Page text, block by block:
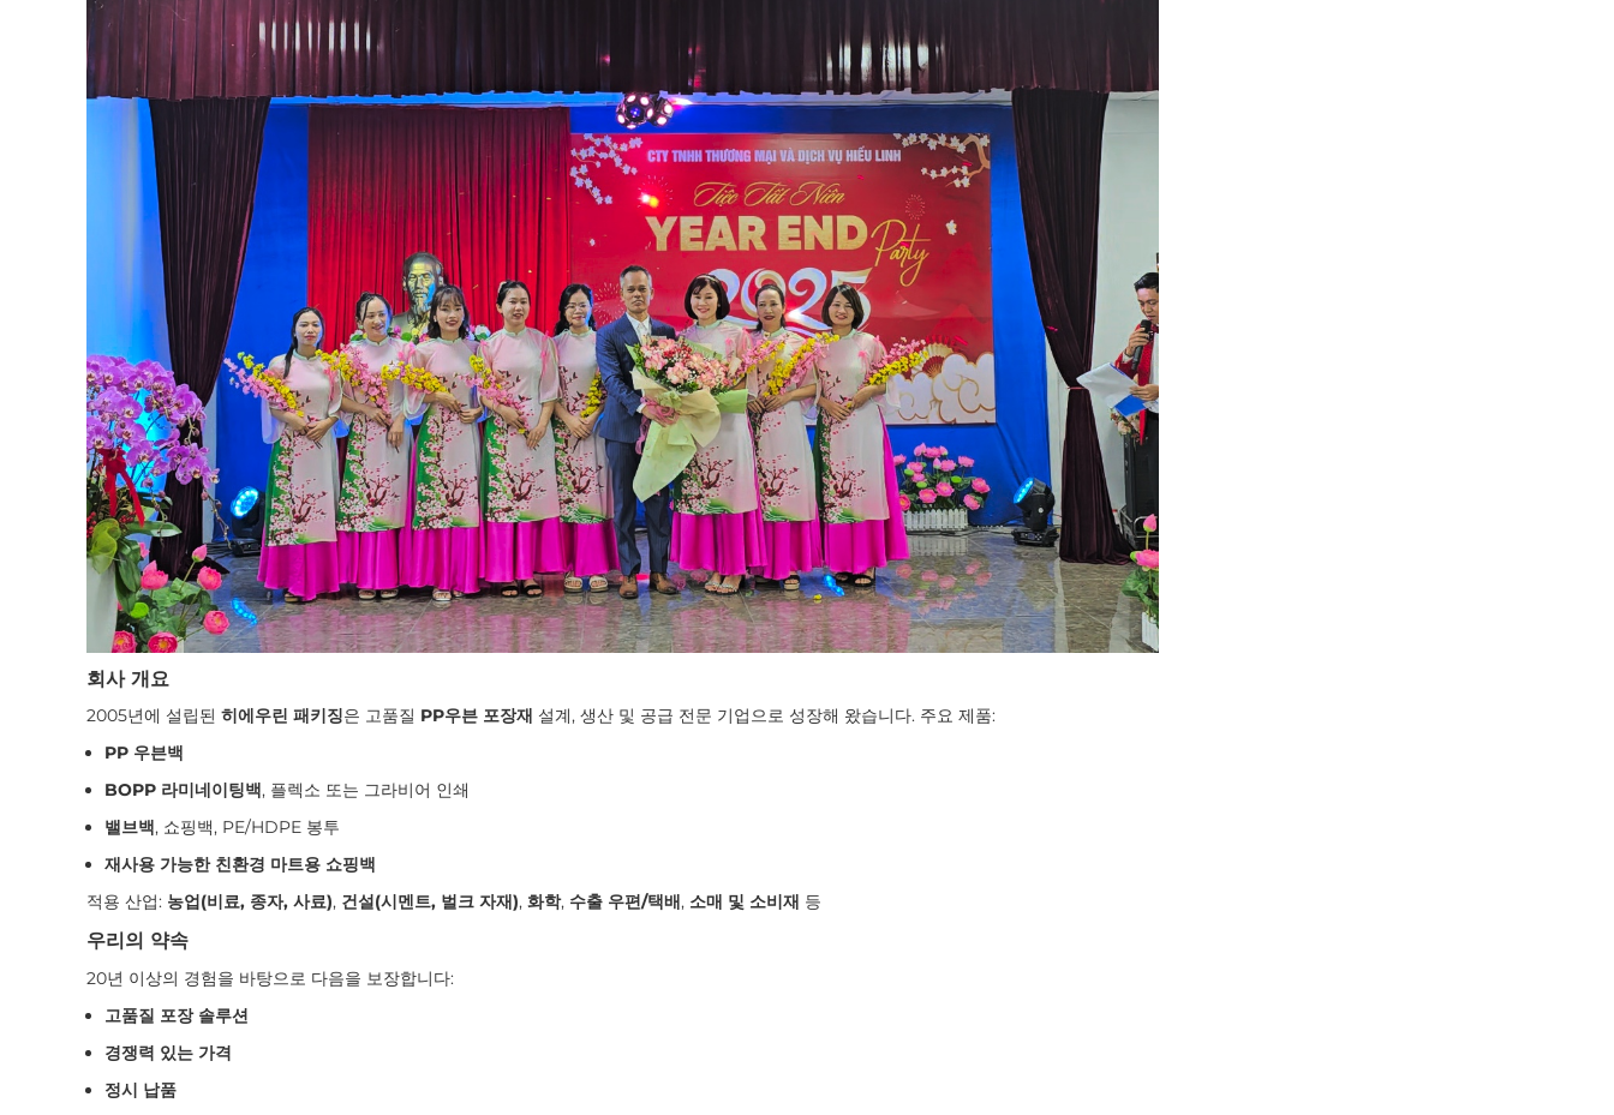
회사 개요
2005년에 설립된 히에우린 패키징은 고품질 PP우븐 포장재 설계, 생산 및 공급 전문 기업으로 성장해 왔습니다. 주요 제품:
PP 우븐백
BOPP 라미네이팅백, 플렉소 또는 그라비어 인쇄
밸브백, 쇼핑백, PE/HDPE 봉투
재사용 가능한 친환경 마트용 쇼핑백
적용 산업: 농업(비료, 종자, 사료), 건설(시멘트, 벌크 자재), 화학, 수출 우편/택배, 소매 및 소비재 등
우리의 약속
20년 이상의 경험을 바탕으로 다음을 보장합니다:
고품질 포장 솔루션
경쟁력 있는 가격
정시 납품